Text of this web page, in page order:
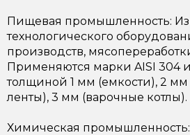
Пищевая промышленность:
технологического
производств,
Применяются марки AISI 304 и
толщиной 1 мм (емкости), 2
ленты), 3 мм (варочные котлы).
Химическая